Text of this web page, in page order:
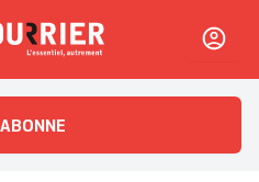
L'essentiel, autrement